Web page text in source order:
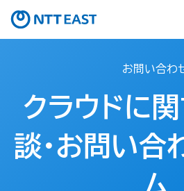
お問い合わ
クラウドに
談・お問い合
ム